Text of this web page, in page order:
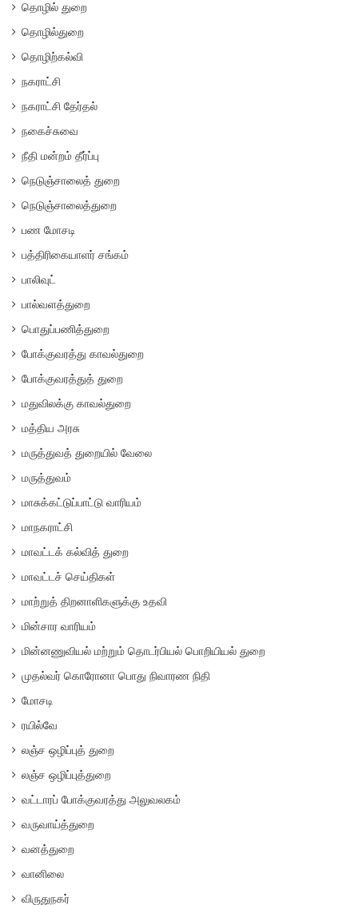
தொழில் துறை
தொழில்துறை
தொழிற்கல்வி
நகராட்சி
நகராட்சி தேர்தல்
நகைச்சுவை
நீதி மன்றம் தீர்ப்பு
நெடுஞ்சாலைத் துறை
நெடுஞ்சாலைத்துறை
பண மோசடி
பத்திரிகையாளர் சங்கம்
பாலிவுட்
பால்வளத்துறை
பொதுப்பணித்துறை
போக்குவரத்து காவல்துறை
போக்குவரத்துத் துறை
மதுவிலக்கு காவல்துறை
மத்திய அரசு
மருத்துவத் துறையில் வேலை
மருத்துவம்
மாசுக்கட்டுப்பாட்டு வாரியம்
மாநகராட்சி
மாவட்டக் கல்வித் துறை
மாவட்டச் செய்திகள்
மாற்றுத் திறனாளிகளுக்கு உதவி
மின்சார வாரியம்
மின்னணுவியல் மற்றும் தொடர்பியல் பொறியியல் துறை
முதல்வர் கொரோனா பொது நிவாரண நிதி
மோசடி
ரயில்வே
லஞ்ச ஒழிப்புத் துறை
லஞ்ச ஒழிப்புத்துறை
வட்டாரப் போக்குவரத்து அலுவலகம்
வருவாய்த்துறை
வனத்துறை
வானிலை
விருதுநகர்